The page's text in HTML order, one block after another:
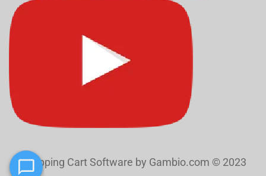
Shopping Cart Software by Gambio.com © 2023